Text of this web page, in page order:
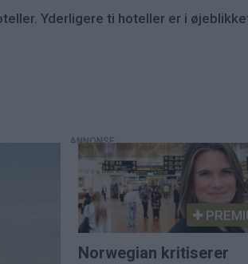
Yderligere ti hoteller er i
Norwegian kritiserer